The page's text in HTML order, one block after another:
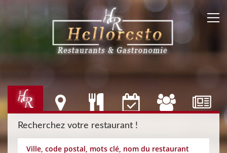
Recherchez votre restaurant !